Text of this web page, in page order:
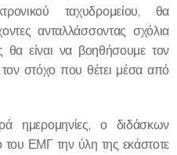
ταχυδρομείου, θα
ανταλλάσσοντας σχόλια
θα είναι να βοηθήσουμε τον
τον στόχο που θέτει μέσα από
ημερομηνίες, ο διδάσκων
του ΕΜΓ την ύλη της εκάστοτε